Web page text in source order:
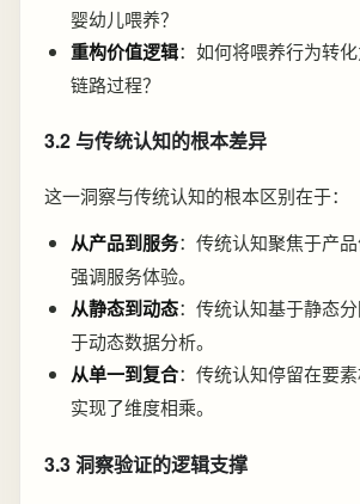
婴幼儿喂养？
重构价值逻辑：如何将喂养行为转
链路过程？
3.2 与传统认知的根本差异
这一洞察与传统认知的根本区别在于：
从产品到服务：传统认知聚焦于产
强调服务体验。
从静态到动态：传统认知基于静态
于动态数据分析。
从单一到复合：传统认知停留在要
实现了维度相乘。
3.3 洞察验证的逻辑支撑